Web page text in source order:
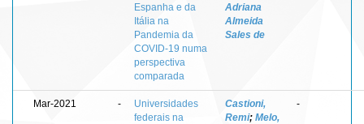
Espanha e da
Itália na
Pandemia da
COVID-19 numa
perspectiva
comparada
Adriana
Almeida
Sales de
Mar-2021 -
Universidades
federais na
Castioni,
Remi; Melo,
-